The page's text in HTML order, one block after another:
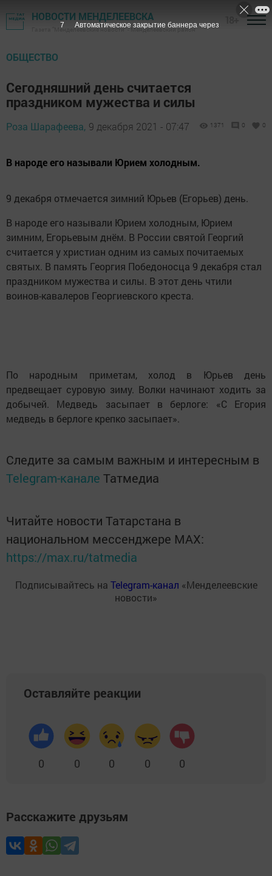
НОВОСТИ МЕНДЕЛЕЕВСКА
Газета "Менделеевские новости" - Менделеевский район
ОБЩЕСТВО
Сегодняшний день считается
праздником мужества и силы
Роза Шарафеева, 9 декабря 2021 - 07:47 1371 0 0
В народе его называли Юрием холодным.
9 декабря отмечается зимний Юрьев (Егорьев) день.
В народе его называли Юрием холодным, Юрием
зимним, Егорьевым днём. В России святой Георгий
считается у христиан одним из самых почитаемых
святых. В память Георгия Победоносца 9 декабря стал
праздником мужества и силы. В этот день чтили
воинов-кавалеров Георгиевского креста.
По народным приметам, холод в Юрьев день
предвещает суровую зиму. Волки начинают ходить за
добычей. Медведь засыпает в берлоге: «С Егория
медведь в берлоге крепко засыпает».
Следите за самым важным и интересным в
Telegram-канале Татмедиа
Читайте новости Татарстана в
национальном мессенджере MАХ:
https://max.ru/tatmedia
Подписывайтесь на Telegram-канал «Менделеевские
новости»
Оставляйте реакции
0 0 0 0 0
Расскажите друзьям
6 Автоматическое закрытие баннера через